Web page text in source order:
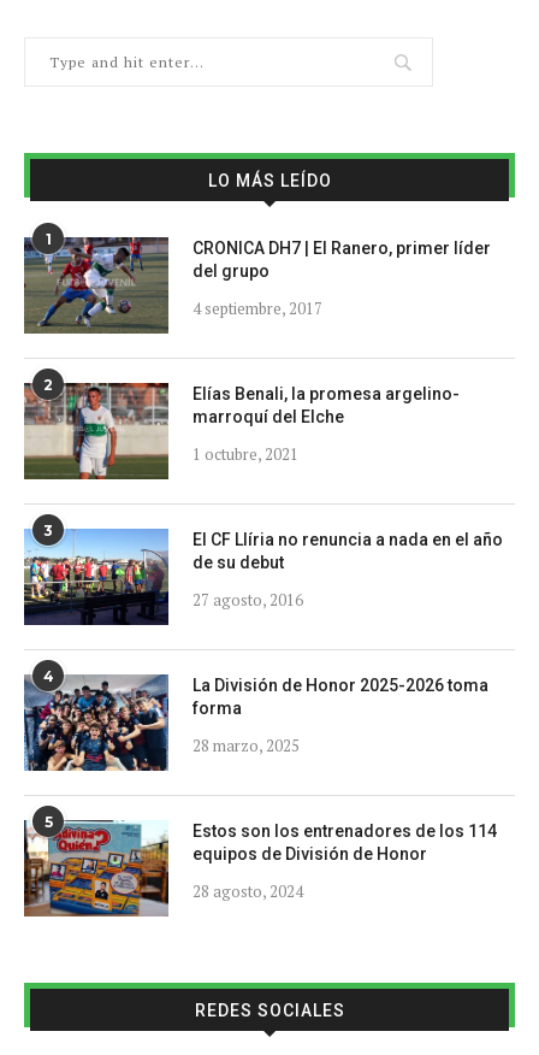
LO MÁS LEÍDO
1
CRONICA DH7 | El Ranero, primer líder
del grupo
4 septiembre, 2017
2
Elías Benali, la promesa argelino-
marroquí del Elche
1 octubre, 2021
3
El CF Llíria no renuncia a nada en el año
de su debut
27 agosto, 2016
4
La División de Honor 2025-2026 toma
forma
28 marzo, 2025
5
Estos son los entrenadores de los 114
equipos de División de Honor
28 agosto, 2024
REDES SOCIALES